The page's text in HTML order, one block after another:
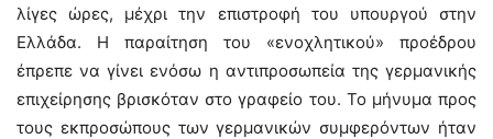
λίγες ώρες, μέχρι την επιστροφή του υπουργού στην
Ελλάδα. Η παραίτηση του «ενοχλητικού» προέδρου
έπρεπε να γίνει ενόσω η αντιπροσωπεία της γερμανικής
επιχείρησης βρισκόταν στο γραφείο του. Το μήνυμα προς
τους εκπροσώπους των γερμανικών συμφερόντων ήταν